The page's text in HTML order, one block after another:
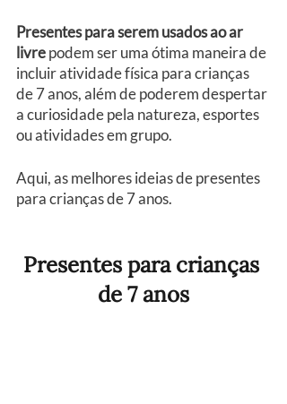
Presentes para serem usados ao ar
livre podem ser uma ótima maneira de
incluir atividade física para crianças
de 7 anos, além de poderem despertar
a curiosidade pela natureza, esportes
ou atividades em grupo.
Aqui, as melhores ideias de presentes
para crianças de 7 anos.
Presentes para crianças
de 7 anos